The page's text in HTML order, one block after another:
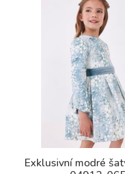
Exklusivní modré